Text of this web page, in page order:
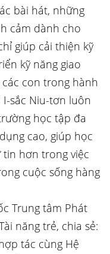
bài hát, những
cảm dành cho
giúp cải thiện kỹ
kỹ năng giao
con trong hành
sắc Niu-tơn luôn
học tập đa
cao, giúp học
hơn trong việc
cuộc sống hàng
Trung tâm Phát
năng trẻ, chia sẻ:
tác cùng Hệ